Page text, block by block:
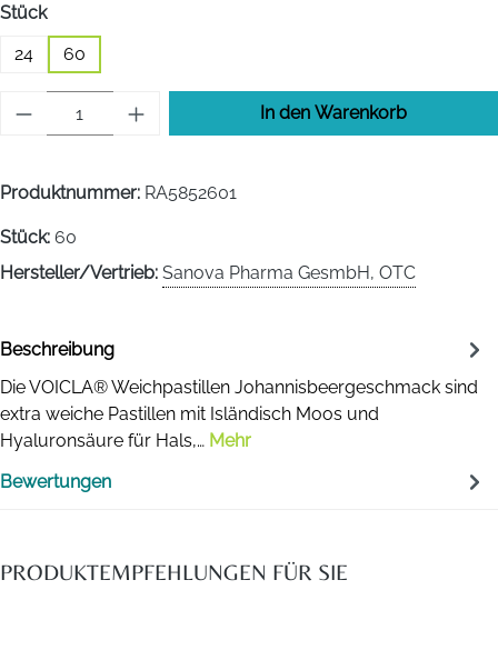
Stückauswählen
24
60
Produkt Anzahl: Gib den gewünschten
In den Warenkorb
Produktnummer: RA5852601
Stück: 60
Hersteller/Vertrieb: Sanova Pharma GesmbH, OTC
Beschreibung
Die VOICLA® Weichpastillen Johannisbeergeschmack sind
extra weiche Pastillen mit Isländisch Moos und
Hyaluronsäure für Hals,… Mehr
Bewertungen
PRODUKTEMPFEHLUNGEN FÜR SIE